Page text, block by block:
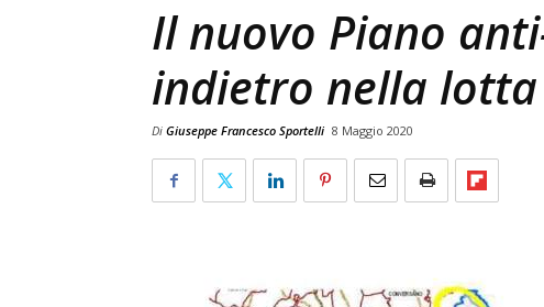
Il nuovo Piano
indietro nella
Di Giuseppe Francesco Sportelli 8 Maggio 2020